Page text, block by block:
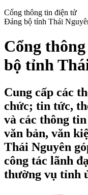
Cổng thông tin điện tử
Đảng bộ tỉnh Thái
Cổng
bộ tỉnh
Cung cấp các
chức; tin tức,
và các thông
văn bản, văn
Thái Nguyên
công tác lãnh
thường vụ tỉnh